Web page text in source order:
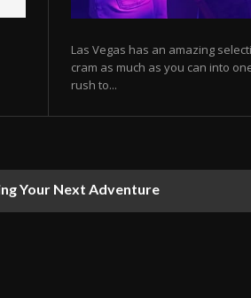
Las Vegas has an amazing
cram as much as you can into
rush to...
Your Next Adventure